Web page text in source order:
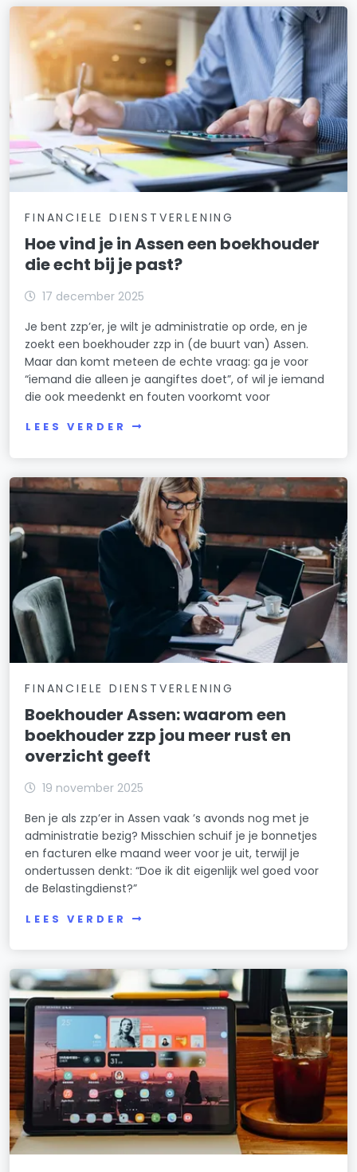
FINANCIELE DIENSTVERLENING
Hoe vind je in Assen een boekhouder
die echt bij je past?
17 december 2025
Je bent zzp’er, je wilt je administratie op orde, en je
zoekt een boekhouder zzp in (de buurt van) Assen.
Maar dan komt meteen de echte vraag: ga je voor
“iemand die alleen je aangiftes doet”, of wil je iemand
die ook meedenkt en fouten voorkomt voor
LEES VERDER
FINANCIELE DIENSTVERLENING
Boekhouder Assen: waarom een
boekhouder zzp jou meer rust en
overzicht geeft
19 november 2025
Ben je als zzp’er in Assen vaak ’s avonds nog met je
administratie bezig? Misschien schuif je je bonnetjes
en facturen elke maand weer voor je uit, terwijl je
ondertussen denkt: “Doe ik dit eigenlijk wel goed voor
de Belastingdienst?”
LEES VERDER